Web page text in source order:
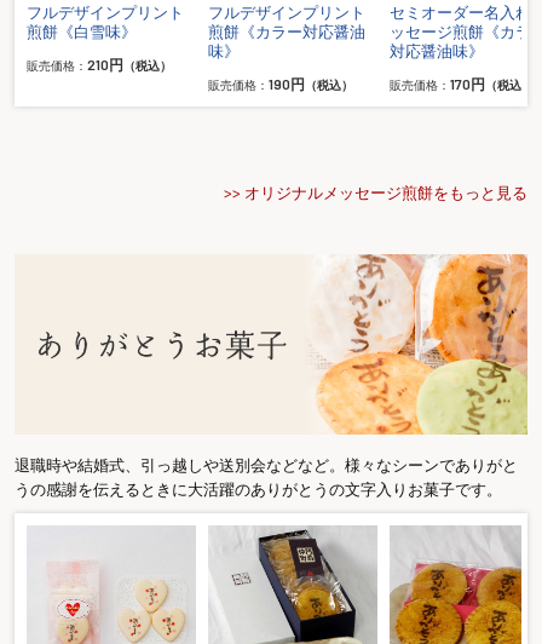
フルデザインプリント
煎餅《白雪味》
販売価格： 210円 （税込）
フルデザインプリント
煎餅《カラー対応醤油
味》
販売価格： 190円 （税込）
セミオーダー名入れ
ッセージ煎餅《カラ
対応醤油味》
販売価格： 170円 （税込）
>> オリジナルメッセージ煎餅をもっと見る
退職時や結婚式、引っ越しや送別会などなど。様々なシーンでありがと
うの感謝を伝えるときに大活躍のありがとうの文字入りお菓子です。